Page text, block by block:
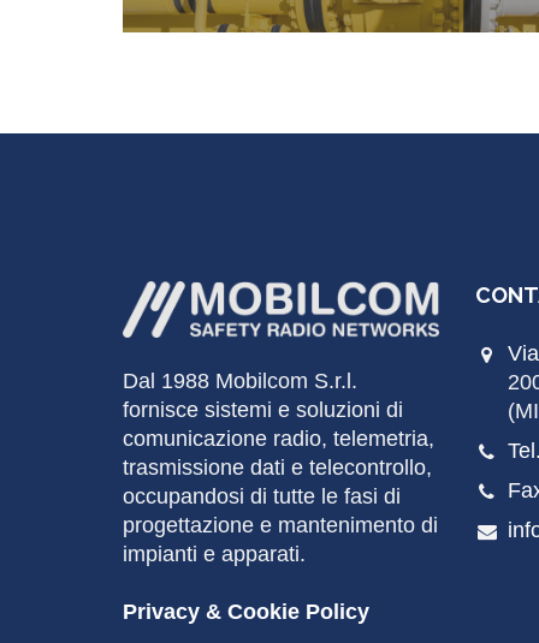
Dal 1988 Mobilcom S.r.l.
fornisce sistemi e soluzioni di
comunicazione radio, telemetria,
trasmissione dati e telecontrollo,
occupandosi di tutte le fasi di
progettazione e mantenimento di
impianti e apparati.
Privacy & Cookie Policy